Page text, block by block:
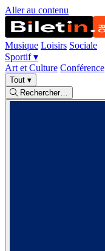
Aller au contenu
Musique Loisirs Sociale
Sportif▾
Art et Culture Conférence
Tout ▾
Rechercher…